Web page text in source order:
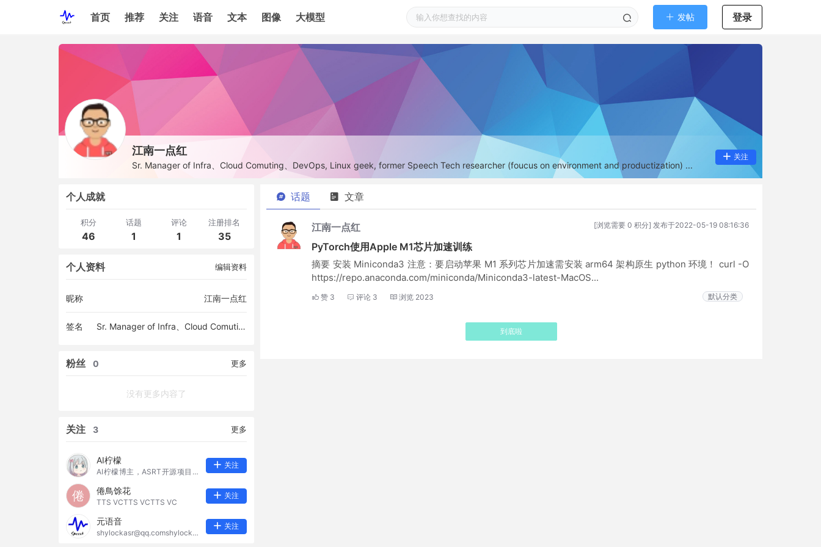
首页 推荐 关注 语音 文本 图像 大模型 发帖 登录
江南一点红
Sr. Manager of Infra、Cloud Comuting、DevOps, Linux geek, former Speech Tech researcher (foucus on environment and productization) ...
关注
个人成就
积分
46
话题
1
评论
1
注册排名
35
个人资料 编辑资料
昵称 江南一点红
签名 Sr. Manager of Infra、Cloud Comuting、DevOps, Linux geek, former Speech Tech researcher (foucus on environment and productization) ...
粉丝 0 更多
没有更多内容了
关注 3 更多
AI柠檬
AI柠檬博主，ASRT开源项目作
者，INTJ 1w9AI柠檬博主，AS
RT开源项目作者，一个积极进
取的科技爱好者，INTJ 1w9AI
柠檬博主，ASRT开源项目作
者，一个积极进取的科技爱好
关注
倦 倦鳥馀花
TTS VCTTS VCTTS VC
关注
元语音
shylockasr@qq.comshylocka
关注
话题 文章
江南一点红 [浏览需要 0 积分] 发布于2022-05-19 08:16:36
PyTorch使用Apple M1芯片加速训练
摘要 安装 Miniconda3 注意：要启动苹果 M1 系列芯片加速需安装 arm64 架构原生 python 环境！ curl -O
https://repo.anaconda.com/miniconda/Miniconda3-latest-MacOS...
赞 3 评论 3 浏览 2023 默认分类
到底啦